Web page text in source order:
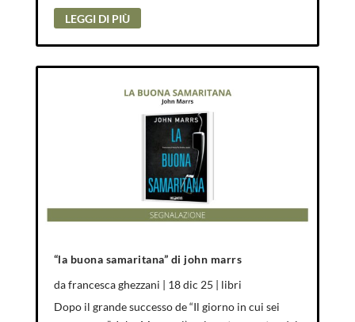
LEGGI DI PIÙ
“la buona samaritana” di john marrs
dafrancesca ghezzani | 18 dic 25 | libri
Dopo il grande successo de “Il giorno in cui sei